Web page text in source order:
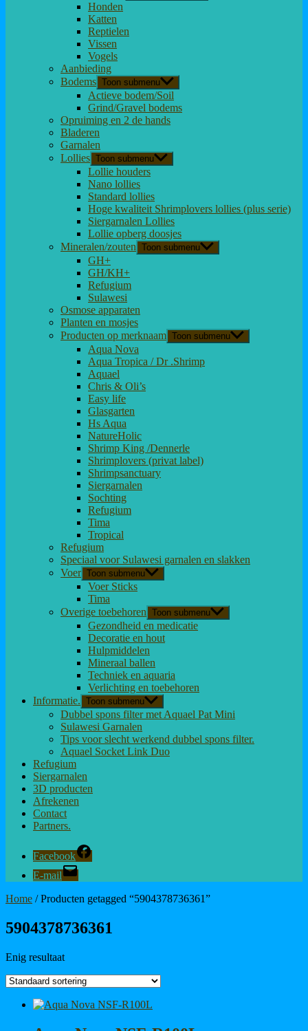
Honden
Katten
Reptielen
Vissen
Vogels
Aanbieding
Bodems Toon submenu
Actieve bodem/Soil
Grind/Gravel bodems
Opruiming en 2 de hands
Bladeren
Garnalen
Lollies Toon submenu
Lollie houders
Nano lollies
Standard lollies
Hoge kwaliteit Shrimplovers lollies (plus serie)
Siergarnalen Lollies
Lollie opberg doosjes
Mineralen/zouten Toon submenu
GH+
GH/KH+
Refugium
Sulawesi
Osmose apparaten
Planten en mosjes
Producten op merknaam Toon submenu
Aqua Nova
Aqua Tropica / Dr .Shrimp
Aquael
Chris & Oli’s
Easy life
Glasgarten
Hs Aqua
NatureHolic
Shrimp King /Dennerle
Shrimplovers (privat label)
Shrimpsanctuary
Siergarnalen
Sochting
Refugium
Tima
Tropical
Refugium
Speciaal voor Sulawesi garnalen en slakken
Voer Toon submenu
Voer Sticks
Tima
Overige toebehoren Toon submenu
Gezondheid en medicatie
Decoratie en hout
Hulpmiddelen
Mineraal ballen
Techniek en aquaria
Verlichting en toebehoren
Informatie. Toon submenu
Dubbel spons filter met Aquael Pat Mini
Sulawesi Garnalen
Tips voor slecht werkend dubbel spons filter.
Aquael Socket Link Duo
Refugium
Siergarnalen
3D producten
Afrekenen
Contact
Partners.
Facebook
E-mail
Home / Producten getagged “5904378736361”
5904378736361
Enig resultaat